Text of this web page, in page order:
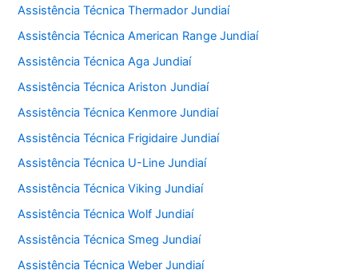
Assistência Técnica Thermador Jundiaí
Assistência Técnica American Range Jundiaí
Assistência Técnica Aga Jundiaí
Assistência Técnica Ariston Jundiaí
Assistência Técnica Kenmore Jundiaí
Assistência Técnica Frigidaire Jundiaí
Assistência Técnica U-Line Jundiaí
Assistência Técnica Viking Jundiaí
Assistência Técnica Wolf Jundiaí
Assistência Técnica Smeg Jundiaí
Assistência Técnica Weber Jundiaí